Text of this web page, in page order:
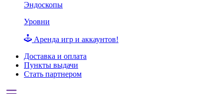
Эндоскопы
Уровни
Аренда игр и аккаунтов!
Доставка и оплата
Пункты выдачи
Стать партнером